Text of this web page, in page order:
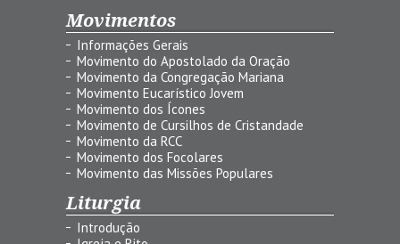
Movimentos
Informações Gerais
Movimento do Apostolado da Oração
Movimento da Congregação Mariana
Movimento Eucarístico Jovem
Movimento dos Ícones
Movimento de Cursilhos de Cristandade
Movimento da RCC
Movimento dos Focolares
Movimento das Missões Populares
Liturgia
Introdução